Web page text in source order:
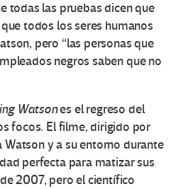
todas las pruebas dicen que
todos los seres humanos
pero “las personas que
negros saben que no
Watsones el regreso del
focos. El filme, dirigido por
Watson y a su entorno durante
perfecta para matizar sus
2007, pero el científico